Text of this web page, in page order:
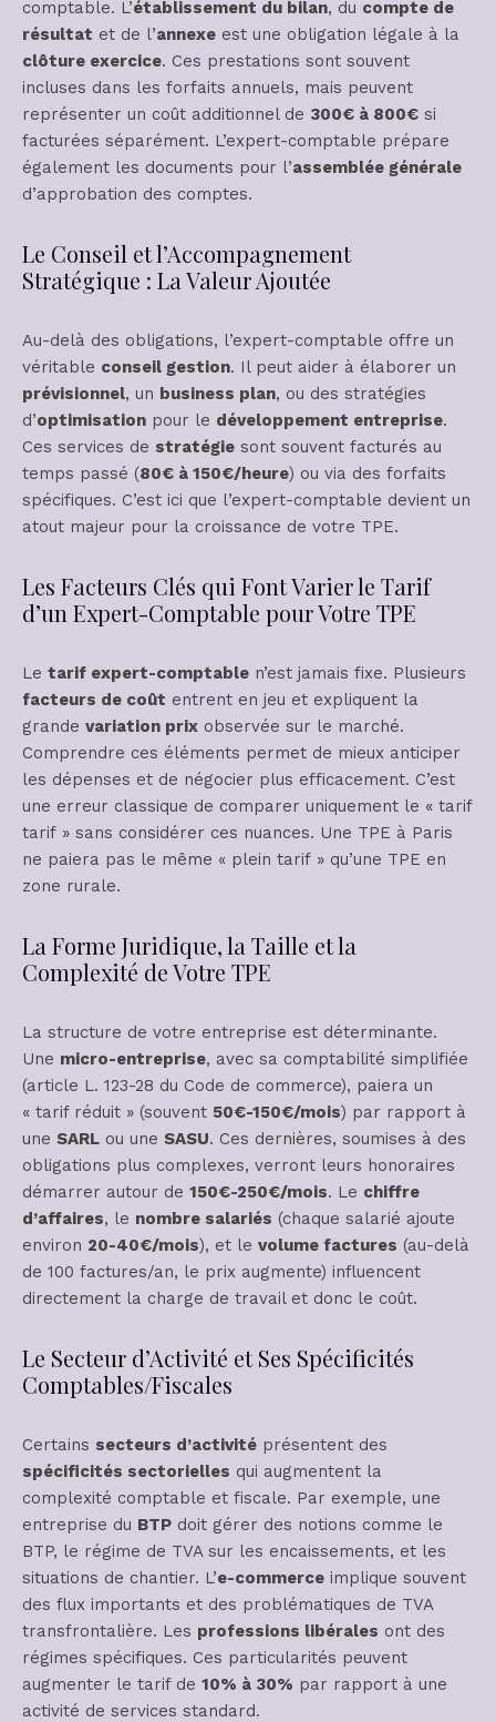
comptable. L’établissement du bilan, du compte de
résultat et de l’annexe est une obligation légale à la
clôture exercice. Ces prestations sont souvent
incluses dans les forfaits annuels, mais peuvent
représenter un coût additionnel de 300€ à 800€ si
facturées séparément. L’expert-comptable prépare
également les documents pour l’assemblée générale
d’approbation des comptes.
Le Conseil et l’Accompagnement
Stratégique : La Valeur Ajoutée
Au-delà des obligations, l’expert-comptable offre un
véritable conseil gestion. Il peut aider à élaborer un
prévisionnel, un business plan, ou des stratégies
d’optimisation pour le développement entreprise.
Ces services de stratégie sont souvent facturés au
temps passé (80€ à 150€/heure) ou via des forfaits
spécifiques. C’est ici que l’expert-comptable devient un
atout majeur pour la croissance de votre TPE.
Les Facteurs Clés qui Font Varier le Tarif
d’un Expert-Comptable pour Votre TPE
Le tarif expert-comptable n’est jamais fixe. Plusieurs
facteurs de coût entrent en jeu et expliquent la
grande variation prix observée sur le marché.
Comprendre ces éléments permet de mieux anticiper
les dépenses et de négocier plus efficacement. C’est
une erreur classique de comparer uniquement le « tarif
tarif » sans considérer ces nuances. Une TPE à Paris
ne paiera pas le même « plein tarif » qu’une TPE en
zone rurale.
La Forme Juridique, la Taille et la
Complexité de Votre TPE
La structure de votre entreprise est déterminante.
Une micro-entreprise, avec sa comptabilité simplifiée
(article L. 123-28 du Code de commerce), paiera un
« tarif réduit » (souvent 50€-150€/mois) par rapport à
une SARL ou une SASU. Ces dernières, soumises à des
obligations plus complexes, verront leurs honoraires
démarrer autour de 150€-250€/mois. Le chiffre
d’affaires, le nombre salariés (chaque salarié ajoute
environ 20-40€/mois), et le volume factures (au-delà
de 100 factures/an, le prix augmente) influencent
directement la charge de travail et donc le coût.
Le Secteur d’Activité et Ses Spécificités
Comptables/Fiscales
Certains secteurs d’activité présentent des
spécificités sectorielles qui augmentent la
complexité comptable et fiscale. Par exemple, une
entreprise du BTP doit gérer des notions comme le
BTP, le régime de TVA sur les encaissements, et les
situations de chantier. L’e-commerce implique souvent
des flux importants et des problématiques de TVA
transfrontalière. Les professions libérales ont des
régimes spécifiques. Ces particularités peuvent
augmenter le tarif de 10% à 30% par rapport à une
activité de services standard.